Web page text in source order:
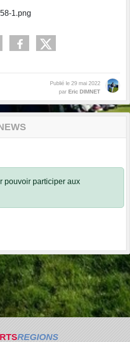
Publié le 29 mai 2022
par Eric DIMNET
pouvoir participer aux
REGIONS